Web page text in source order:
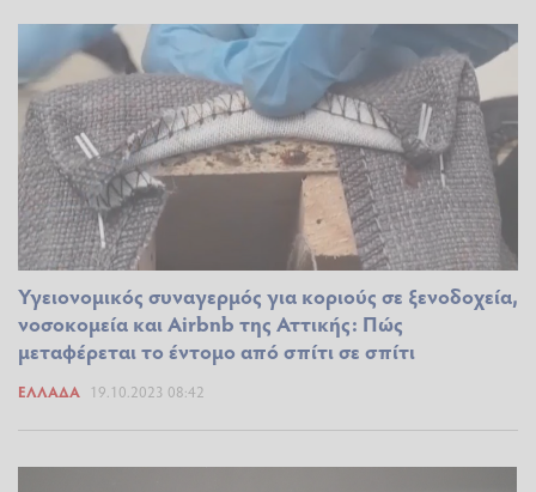
Υγειονομικός συναγερμός για κοριούς σε ξενοδοχεία,
νοσοκομεία και Airbnb της Αττικής: Πώς
μεταφέρεται το έντομο από σπίτι σε σπίτι
ΕΛΛΆΔΑ 19.10.2023 08:42